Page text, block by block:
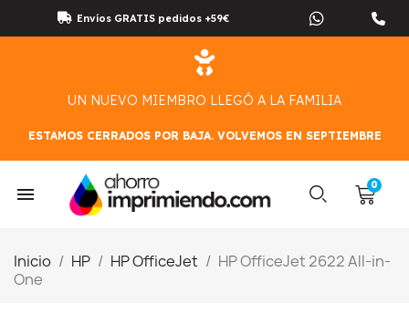
Envíos GRATIS pedidos +59€
UN NUEVO MIEMBRO LLEGÓ A LA FAMILIA
ESTAMOS CERRADOS POR BAJA. VOLVEMOS EN SEPTIEMBRE
Inicio HP HP OfficeJet
HP OfficeJet 2622 All-in-
One